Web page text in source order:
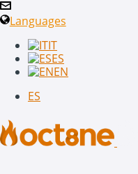
Languages
IT
ES
EN
ES